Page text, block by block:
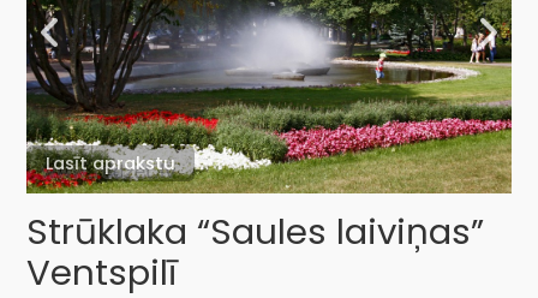
Lasīt aprakstu
Strūklaka “Saules laiviņas”
Ventspilī